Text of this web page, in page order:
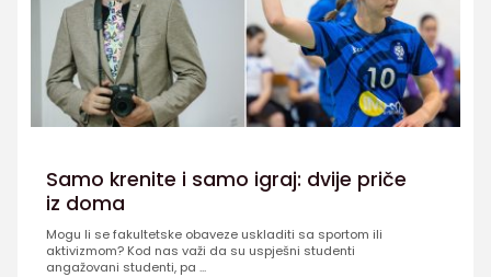
Samo krenite i samo igraj: dvije priče
iz doma
Mogu li se fakultetske obaveze uskladiti sa sportom ili
aktivizmom? Kod nas važi da su uspješni studenti
angažovani studenti, pa ...